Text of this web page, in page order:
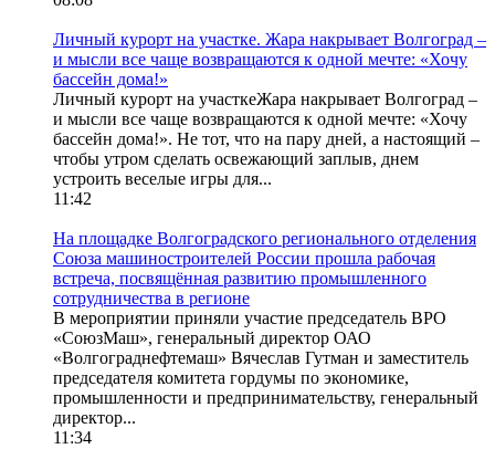
Личный курорт на участке. Жара накрывает Волгоград –
и мысли все чаще возвращаются к одной мечте: «Хочу
бассейн дома!»
Личный курорт на участкеЖара накрывает Волгоград –
и мысли все чаще возвращаются к одной мечте: «Хочу
бассейн дома!». Не тот, что на пару дней, а настоящий –
чтобы утром сделать освежающий заплыв, днем
устроить веселые игры для...
11:42
На площадке Волгоградского регионального отделения
Союза машиностроителей России прошла рабочая
встреча, посвящённая развитию промышленного
сотрудничества в регионе
В мероприятии приняли участие председатель ВРО
«СоюзМаш», генеральный директор ОАО
«Волгограднефтемаш» Вячеслав Гутман и заместитель
председателя комитета гордумы по экономике,
промышленности и предпринимательству, генеральный
директор...
11:34